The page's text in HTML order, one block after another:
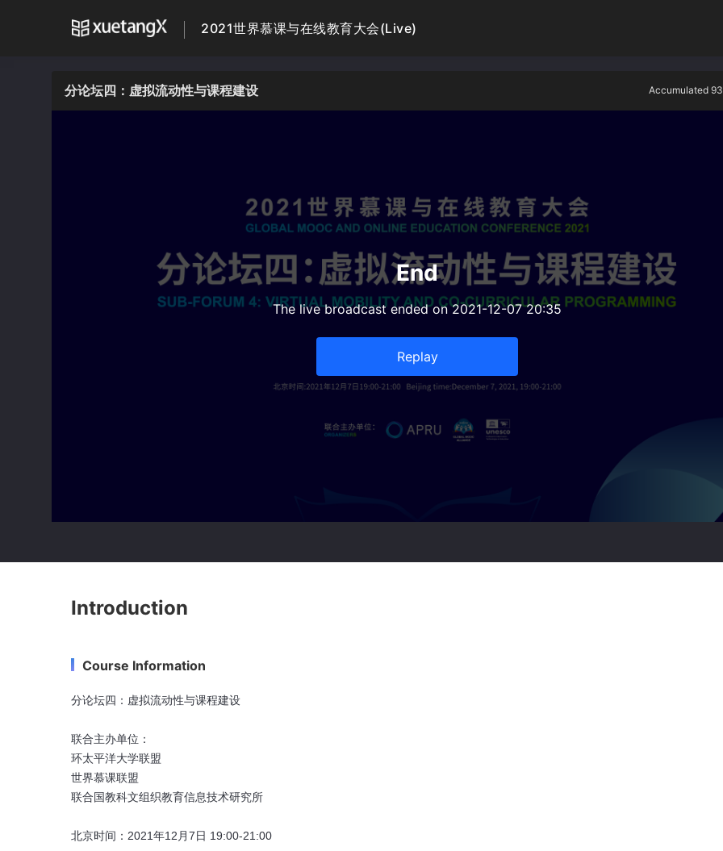
2021世界慕课与在线教育大会(Live)
分论坛四：虚拟流动性与课程建设 Accumulated
End
The live broadcast ended on 2021-12-07 20:35
Replay
Introduction
Course Information
分论坛四：虚拟流动性与课程建设
联合主办单位：
环太平洋大学联盟
世界慕课联盟
联合国教科文组织教育信息技术研究所
北京时间：2021年12月7日 19:00-21:00